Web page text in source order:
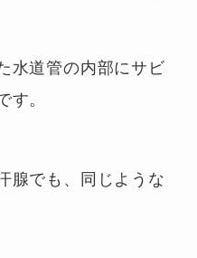
水道管の内部にサビ
す。
腺でも、同じような